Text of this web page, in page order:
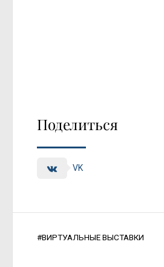
Поделиться
VK
#ВИРТУАЛЬНЫЕ ВЫСТАВКИ